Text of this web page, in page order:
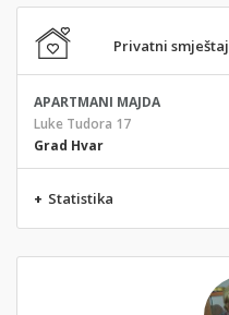
Privatni smještaj
APARTMANI MAJDA
Luke Tudora 17
Grad Hvar
+ Statistika